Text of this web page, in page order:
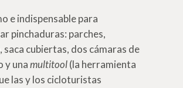
e indispensable para
pinchaduras: parches,
saca cubiertas, dos cámaras de
y unamultitool(la herramienta
las y los cicloturistas